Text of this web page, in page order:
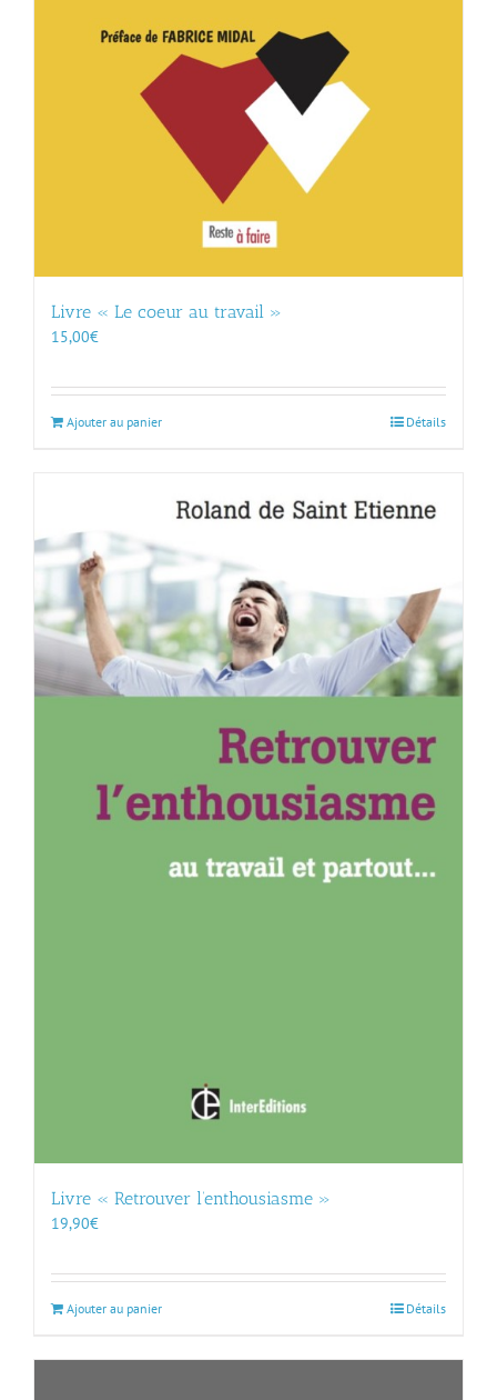
Livre « Le coeur au travail »
15,00€
Ajouter au panier Détails
Livre « Retrouver l’enthousiasme »
19,90€
Ajouter au panier Détails